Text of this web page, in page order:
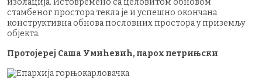
стамбеног простора текла је и успешно окончана
конструктивна обнова пословних простора у приземљу
објекта.
Протојереј Саша Умићевић, парох петрињски